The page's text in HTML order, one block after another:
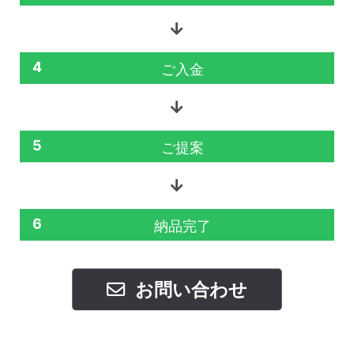
4 ご入金
5 ご提案
6 納品完了
お問い合わせ